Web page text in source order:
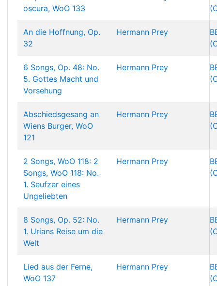
oscura, WoO 133
An die Hoffnung, Op.
32
Hermann Prey
6 Songs, Op. 48: No.
5. Gottes Macht und
Vorsehung
Hermann Prey
Abschiedsgesang an
Wiens Burger, WoO
121
Hermann Prey
2 Songs, WoO 118: 2
Songs, WoO 118: No.
1. Seufzer eines
Ungeliebten
Hermann Prey
8 Songs, Op. 52: No.
1. Urians Reise um die
Welt
Hermann Prey
Lied aus der Ferne,
WoO 137
Hermann Prey